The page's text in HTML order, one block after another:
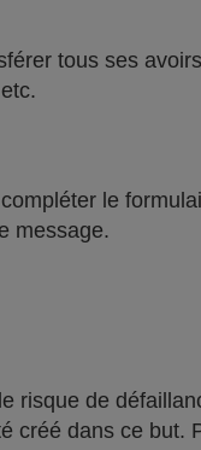
tous ses
le
message.
risque de
créé dans ce but.